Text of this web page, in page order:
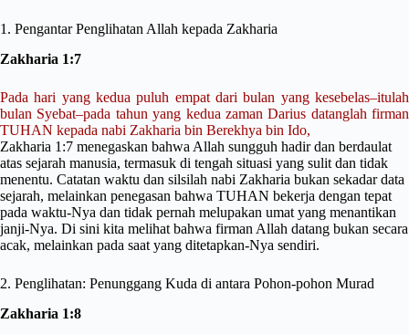
1. Pengantar Penglihatan Allah kepada Zakharia
Zakharia 1:7
Pada hari yang kedua puluh empat dari bulan yang kesebelas–itulah
bulan Syebat–pada tahun yang kedua zaman Darius datanglah firman
TUHAN kepada nabi Zakharia bin Berekhya bin Ido,
Zakharia 1:7 menegaskan bahwa Allah sungguh hadir dan berdaulat
atas sejarah manusia, termasuk di tengah situasi yang sulit dan tidak
menentu. Catatan waktu dan silsilah nabi Zakharia bukan sekadar data
sejarah, melainkan penegasan bahwa TUHAN bekerja dengan tepat
pada waktu-Nya dan tidak pernah melupakan umat yang menantikan
janji-Nya. Di sini kita melihat bahwa firman Allah datang bukan secara
acak, melainkan pada saat yang ditetapkan-Nya sendiri.
2. Penglihatan: Penunggang Kuda di antara Pohon-pohon Murad
Zakharia 1:8